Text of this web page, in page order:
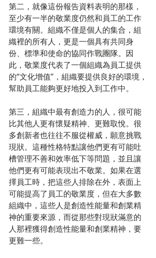
第二，就像這份報告資料表明的那樣，
至少有一半的敬業度仍然和員工的工作
環境有關。組織不僅是個人的集合，組
織裡的所有人，更是一個具有共同身
份、標準和使命的協同作戰團隊。因
此，敬業度代表了一個組織為員工提供
的“文化增值”，組織要提供良好的環境，
幫助員工能夠更好地投入到工作中。
第三，組織中最有創造力的人，很可能
比其他人更有懷疑精神、更難取悅。很
多創新者也往往不服從權威，願意挑戰
現狀。這種性格特點讓他們更有可能吐
槽管理不善和效率低下等問題，並且讓
他們更有可能表現出不敬業。如果在選
擇員工時，把這些人排除在外，表面上
可能提高了員工的敬業度，但在大多數
組織中，這些人是創造性能量和創業精
神的重要來源，而從那些對現狀滿意的
人那裡獲得創造性能量和創業精神，要
更難一些。